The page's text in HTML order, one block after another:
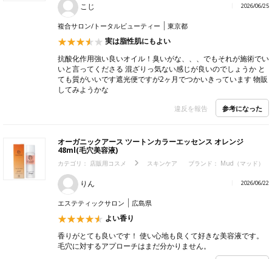
こじ 2026/06/25
複合サロン/トータルビューティー 東京都
実は脂性肌にもよい
抗酸化作用強い良いオイル！臭いがな、、、でもそれが施術でい
いと言ってくださる 混ざりっ気ない感じが良いのでしょうか と
ても質がいいです遮光便ですが2ヶ月でつかいきっています 物販
してみようかな
違反を報告 参考になった
オーガニックアース ツートンカラーエッセンス オレンジ
48ml(毛穴美容液)
カテゴリ： 店販用コスメ スキンケア ブランド： Mud（マッド）
りん 2026/06/22
エステティックサロン 広島県
よい香り
香りがとても良いです！ 使い心地も良くて好きな美容液です。
毛穴に対するアプローチはまだ分かりません。